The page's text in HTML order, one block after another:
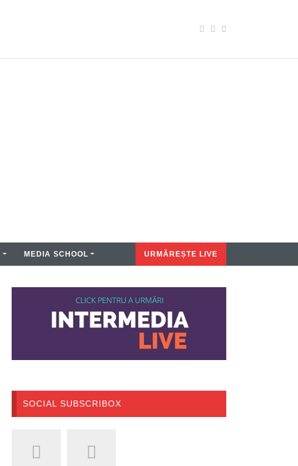
MEDIA SCHOOL URMĂREȘTE LIVE
SOCIAL SUBSCRIBOX